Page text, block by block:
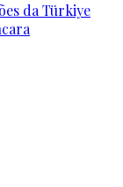
da Türkiye